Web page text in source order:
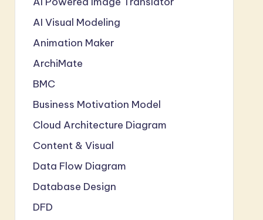
AI Visual Modeling
Animation Maker
ArchiMate
BMC
Business Motivation Model
Cloud Architecture Diagram
Content & Visual
Data Flow Diagram
Database Design
DFD